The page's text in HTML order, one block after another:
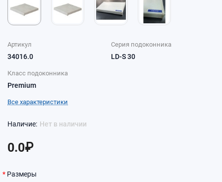
Артикул
34016.0
Серия подоконника
LD-S 30
Класс подоконника
Premium
Все характеристики
Нет в наличии
0.0₽
Размеры